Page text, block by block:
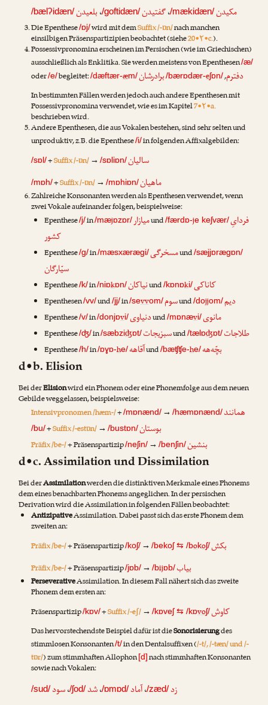
مکیدن/mækidæn/،گفتیدن/goftidæn/،بلعیدن/bælʔidæn/
Die Epenthese/ɒj/wird mit demSuffix /-ɒn/nach manchen
einsilbigen Präsenspartizipien beobachtet (siehe20•۲•c.).
Possessivpronomina erscheinen im Persischen (wie im Griechischen)
ausschließlich als Enklitika. Sie werden meistens von Epenthesen/æ/
oder/e/begleitet:/dæftær-æm/ دفترم,
/bærɒdær-eʃɒn/ برادرشان
In bestimmten Fällen werden jedoch auch andere Epenthesen mit
Possessivpronomina verwendet, wie es im Kapitel7•۲•a.
beschrieben wird.
Andere Epenthesen, die aus Vokalen bestehen, sind sehr selten und
unproduktiv, z.B. die Epenthese/i/in folgenden Affixalgebilden:
/sɒl/+Suffix /-ɒn/→/sɒliɒn/سالیان
/mɒh/+Suffix /-ɒn/→/mɒhiɒn/ماهیان
Zahlreiche Konsonanten werden als Epenthesen verwendet, wenn
zwei Vokale aufeinander folgen, beispielweise:
Epenthese/j/in/mæjɒzɒr/میازارund/færdɒ-je keʃvær/فردایِ
کشور
Epenthese/g/in/mæsxærægi/مسخرگیund/sæjjɒrægɒn/
سیّارگان
Epenthese/k/in/niɒkɒn/نیاکانund/kɒnɒki/کاناکی
Epenthesen/vv/und/jj/in/sevvom/سومund/dojjom/دیم
Epenthese/v/in/donjɒvi/دنیاویund/mɒnævi/مانوی
Epenthese/ʤ/in/sæbziʤɒt/سبزیجاتund/tælɒʤɒt/طلاجات
Epenthese/h/in/ɒɣɒ-he/آقاههund/bæʧʧe-he/بچّه‌هه
d•b. Elision
Bei derElisionwird ein Phonem oder eine Phonemfolge aus dem neuen
Gebilde weggelassen, beispielsweise:
Intensivpronomen /hæm-/+/mɒnænd/ →/hæmɒnænd/همانند
/bu/+Suffix /-estɒn/→/bustɒn/بوستان
Präfix /be-/+ Präsenspartizip/neʃin/ →/benʃin/بنشین
d•c. Assimilation und Dissimilation
Bei derAssimilationwerden die distinktiven Merkmale eines Phonems
dem eines benachbarten Phonems angeglichen. In der persischen
Derivation wird die Assimilation in folgenden Fällen beobachtet:
AntizipativeAssimilation. Dabei passt sich das erste Phonem dem
zweiten an:
Präfix /be-/+ Präsenspartizip/koʃ/ →/bekoʃ⇆ /bokoʃ/بکش
Präfix /be-/+ Präsenspartizip/jɒb/ →/bijɒb/بیاب
PerseverativeAssimilation. In diesem Fall nähert sich das zweite
Phonem dem ersten an:
Präsenspartizip/kɒv/+Suffix /-eʃ/→/kɒveʃ⇆ /kɒvoʃ/کاوش
Das hervorstechendste Beispiel dafür ist dieSonorisierungdes
stimmlosen Konsonanten/t/in den Dentalsuffixen (/-t/, /-tæn/ und /-
tɒr/) zum stimmhaften Allophon[d]nach stimmhaften Konsonanten
sowie nach Vokalen:
زد /zæd/،آماد /ɒmɒd/،شد /ʃod/،سود /sud/